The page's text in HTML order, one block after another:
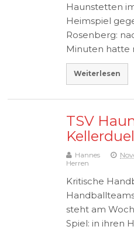
Haunstetten
Heimspiel
Rosenberg:
Minuten hatte
Weiterlesen
TSV
Hannes
Herren
Kritische
steht am
Spiel: in ihren